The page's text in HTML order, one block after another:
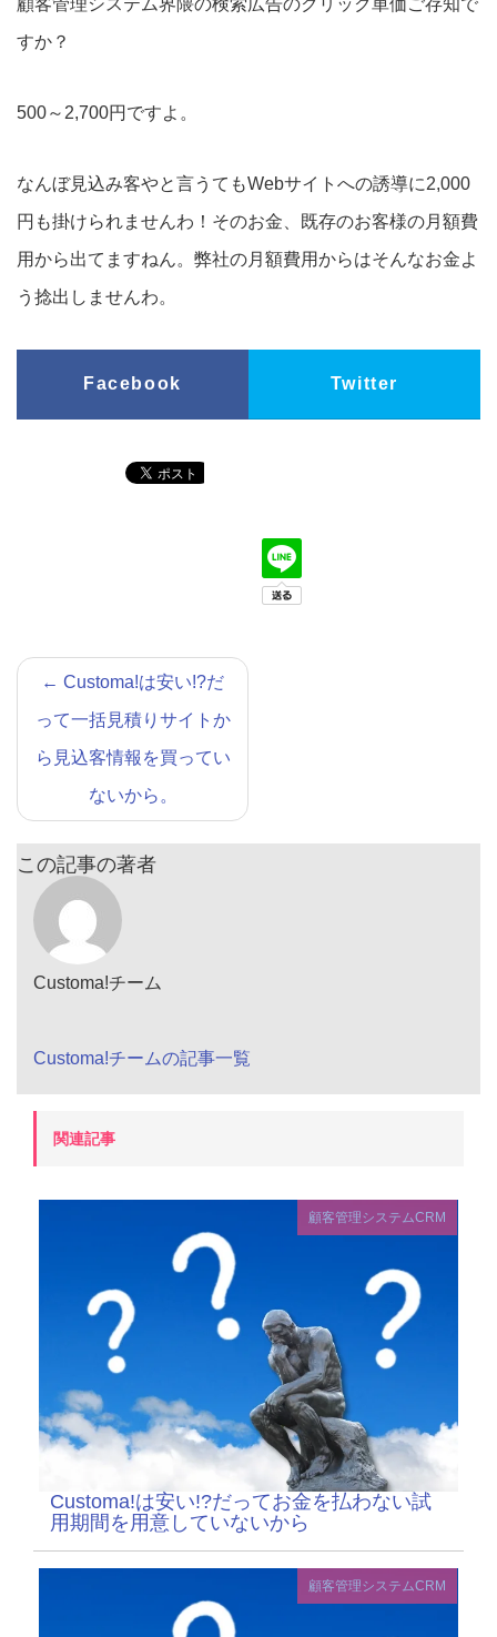
顧客管理システム界隈の検索広告のクリック単価ご存知で
すか？
500～2,700円ですよ。
なんぼ見込み客やと言うてもWebサイトへの誘導に2,000
円も掛けられませんわ！そのお金、既存のお客様の月額費
用から出てますねん。弊社の月額費用からはそんなお金よ
う捻出しませんわ。
Facebook Twitter
← Customa!は安い!?だ
って一括見積りサイトか
ら見込客情報を買ってい
ないから。
この記事の著者
Customa!チーム
Customa!チームの記事一覧
関連記事
顧客管理システムCRM
Customa!は安い!?だってお金を払わない試
用期間を用意していないから
顧客管理システムCRM